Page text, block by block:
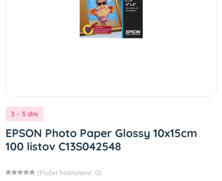
3 - 5 dni
EPSON Photo Paper Glossy 10x15cm
100 listov C13S042548
(Počet hodnotení: 0)